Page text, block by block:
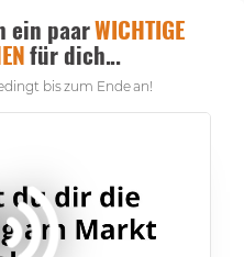
ein paarWICHTIGE
für dich...
bis zum Ende an!